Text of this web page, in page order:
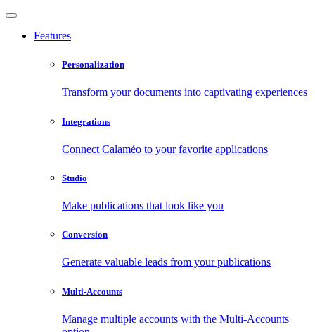
Features
Personalization
Transform your documents into captivating experiences
Integrations
Connect Calaméo to your favorite applications
Studio
Make publications that look like you
Conversion
Generate valuable leads from your publications
Multi-Accounts
Manage multiple accounts with the Multi-Accounts